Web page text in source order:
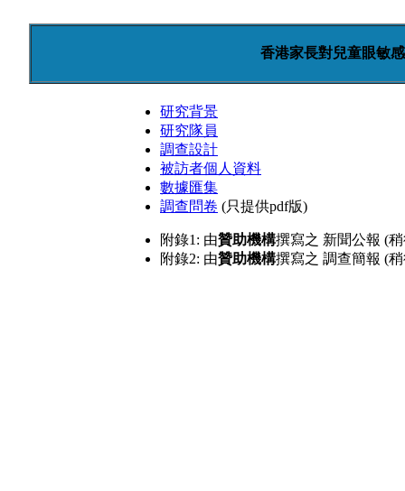
香港家長對兒童眼敏
研究背景
研究隊員
調查設計
被訪者個人資料
數據匯集
調查問卷 (只提供pdf版)
附錄1: 由贊助機構撰寫之 新聞公報 (
附錄2: 由贊助機構撰寫之 調查簡報 (